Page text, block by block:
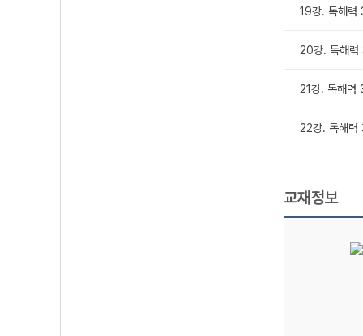
19강. 독해력
20강. 독해력
21강. 독해력
22강. 독해력
교재정보